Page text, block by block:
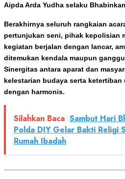
Aipda Arda Yudha selaku
Berakhirnya seluruh rangkaian
pertunjukan seni, pihak kepolisian
kegiatan berjalan dengan lancar,
ditemukan kendala maupun
Sinergitas antara aparat dan
kelestarian budaya serta ketertiban
dengan harmonis.
Silahkan Baca Sambut Hari
Polda DIY Gelar Bakti Religi
Rumah Ibadah